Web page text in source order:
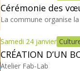
Cérémonie des
La commune organise
Samedi 24 janvier
CRÉATION D’UN
Atelier Fab-Lab